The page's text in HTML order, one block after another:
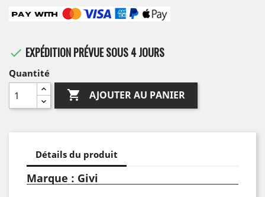
 EXPÉDITION PRÉVUE SOUS 4 JOURS
Quantité
 AJOUTER AU PANIER
Détails du produit
Marque : Givi